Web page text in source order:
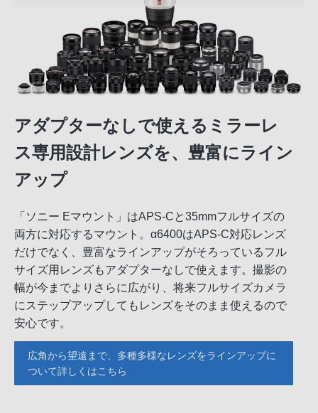
アダプターなしで使えるミラーレ
ス専用設計レンズを、豊富にライン
アップ
「ソニー Eマウント」はAPS-Cと35mmフルサイズの
両方に対応するマウント。α6400はAPS-C対応レンズ
だけでなく、豊富なラインアップがそろっているフル
サイズ用レンズもアダプターなしで使えます。撮影の
幅が今までよりさらに広がり、将来フルサイズカメラ
にステップアップしてもレンズをそのまま使えるので
安心です。
広角から望遠まで、多種多様なレンズをラインアップに
ついて詳しくはこちら